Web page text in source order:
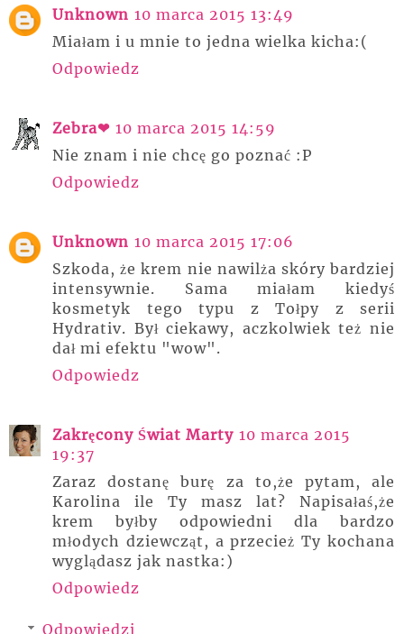
Unknown 10 marca 2015 13:49
Miałam i u mnie to jedna wielka kicha:(
Odpowiedz
Zebra❤ 10 marca 2015 14:59
Nie znam i nie chcę go poznać :P
Odpowiedz
Unknown 10 marca 2015 17:06
Szkoda, że krem nie nawilża skóry bardziej
intensywnie. Sama miałam kiedyś
kosmetyk tego typu z Tołpy z serii
Hydrativ. Był ciekawy, aczkolwiek też nie
dał mi efektu "wow".
Odpowiedz
Zakręcony Świat Marty 10 marca 2015
19:37
Zaraz dostanę burę za to,że pytam, ale
Karolina ile Ty masz lat? Napisałaś,że
krem byłby odpowiedni dla bardzo
młodych dziewcząt, a przecież Ty kochana
wyglądasz jak nastka:)
Odpowiedz
Odpowiedzi